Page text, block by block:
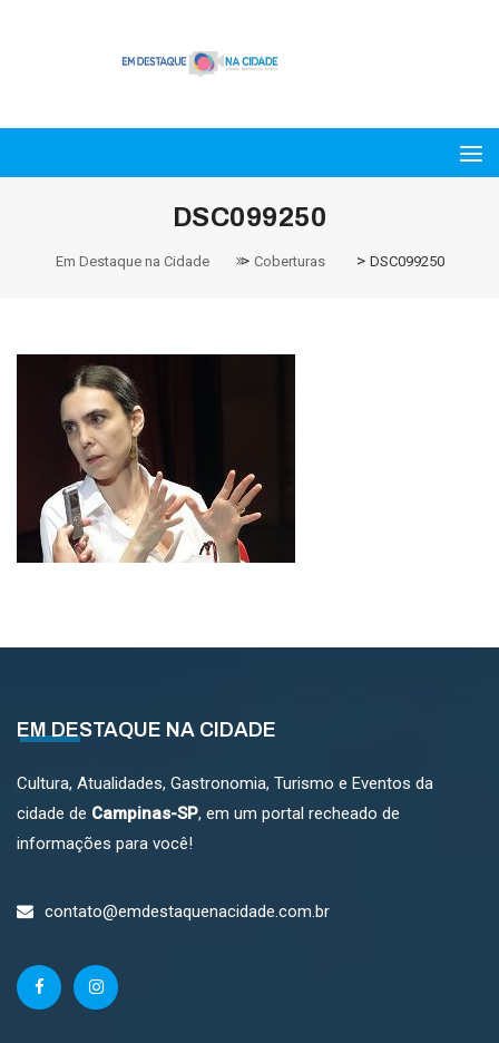
DSC099250
Em Destaque na Cidade > Coberturas > DSC099250
EM DESTAQUE NA CIDADE
Cultura, Atualidades, Gastronomia, Turismo e Eventos da
cidade de Campinas-SP, em um portal recheado de
informações para você!
contato@emdestaquenacidade.com.br